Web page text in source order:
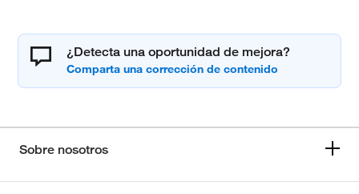
¿Detecta una oportunidad de mejora?
Sobre nosotros